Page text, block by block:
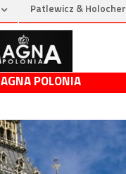
Patlewicz & Holocher
POLONIA